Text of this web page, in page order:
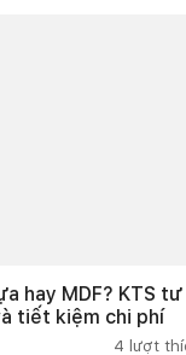
hay MDF? KTS
tiết kiệm chi phí
4 lượt